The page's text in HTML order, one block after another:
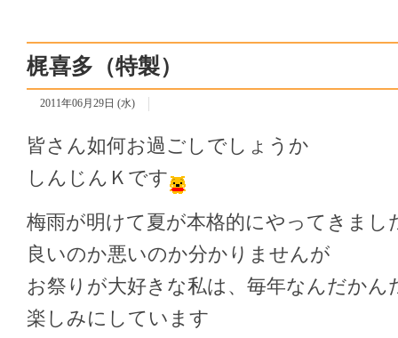
梶喜多（特製）
2011年06月29日 (水)
皆さん如何お過ごしでしょうか
しんじんＫです
梅雨が明けて夏が本格的にやってきまし
良いのか悪いのか分かりませんが
お祭りが大好きな私は、毎年なんだかん
楽しみにしています